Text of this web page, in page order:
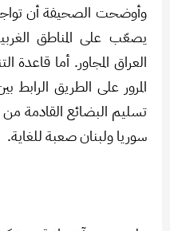
وأوضحت الصحيفة أن
يصعّب على المناطق
العراق المجاور. أما
المرور على الطريق
تسليم البضائع القادمة من
سوريا ولبنان صعبة للغاية.